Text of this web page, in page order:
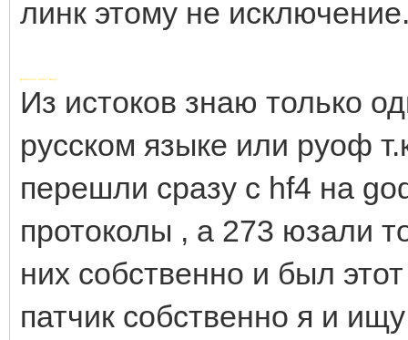
линк этому не
Добавлено через 7 минут
Из истоков знаю только
русском языке или руоф
перешли сразу с hf4 на
протоколы , а 273 юзали
них собственно и был
патчик собственно я и